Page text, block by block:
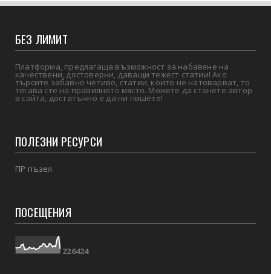
БЕЗ ЛИМИТ
Платформа, предлагаща възможност за набавяне на
качествени, достоверни, даващи тежест статии! Ако
търсите забавно четиво, статии, които не натоварват, то
тогава сте на правилното място. Можете да станете автор
в сайта, достатъчно е да ни пишете!
ПОЛЕЗНИ РЕСУРСИ
ПР пъзел
ПОСЕЩЕНИЯ
226424